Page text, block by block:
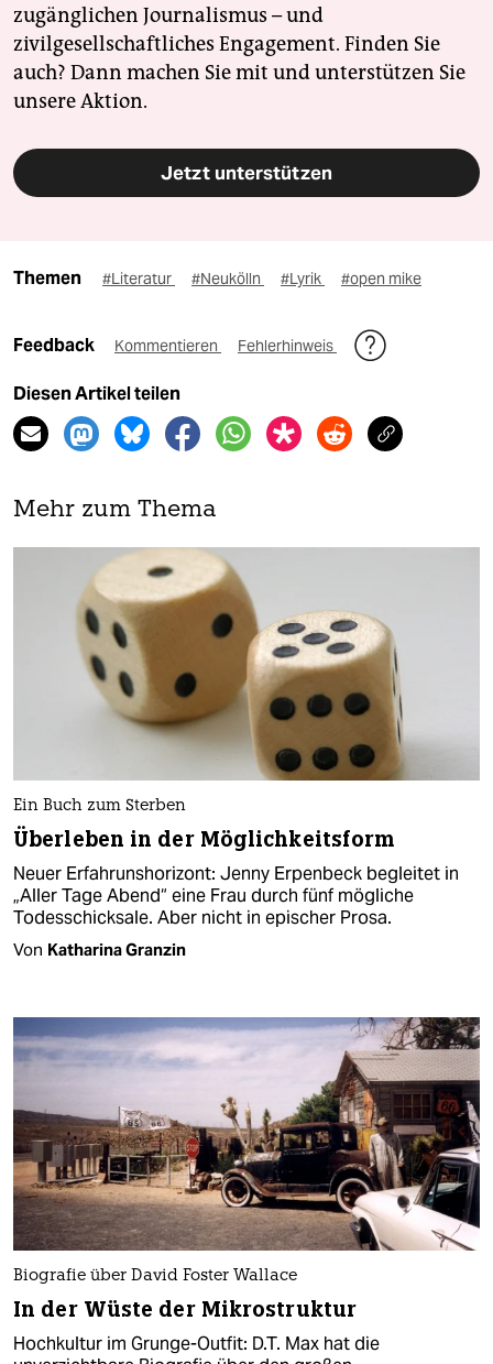
zugänglichen Journalismus – und
zivilgesellschaftliches Engagement. Finden Sie
auch? Dann machen Sie mit und unterstützen Sie
unsere Aktion.
Jetzt unterstützen
Themen #Literatur #Neukölln #Lyrik #open mike
Feedback Kommentieren Fehlerhinweis
Diesen Artikel teilen
Mehr zum Thema
Ein Buch zum Sterben
Überleben in der Möglichkeitsform
Neuer Erfahrunshorizont: Jenny Erpenbeck begleitet in
„Aller Tage Abend“ eine Frau durch fünf mögliche
Todesschicksale. Aber nicht in epischer Prosa.
Von Katharina Granzin
Biografie über David Foster Wallace
In der Wüste der Mikrostruktur
Hochkultur im Grunge-Outfit: D.T. Max hat die